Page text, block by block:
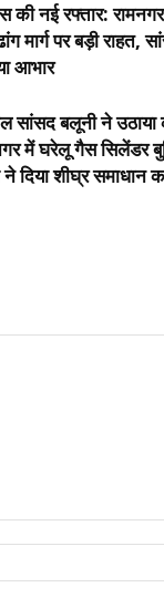
की नई रफ्तार:
मार्ग पर बड़ी राहत,
आभार
सांसद बलूनी ने उठाया
में घरेलू गैस सिलेंडर
ने दिया शीघ्र समाधान